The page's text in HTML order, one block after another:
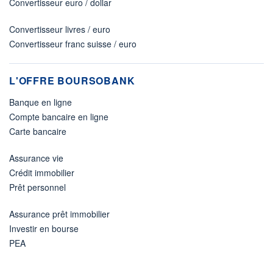
Convertisseur livres / euro
Convertisseur franc suisse / euro
L'OFFRE BOURSOBANK
Banque en ligne
Compte bancaire en ligne
Carte bancaire
Assurance vie
Crédit immobilier
Prêt personnel
Assurance prêt immobilier
Investir en bourse
PEA